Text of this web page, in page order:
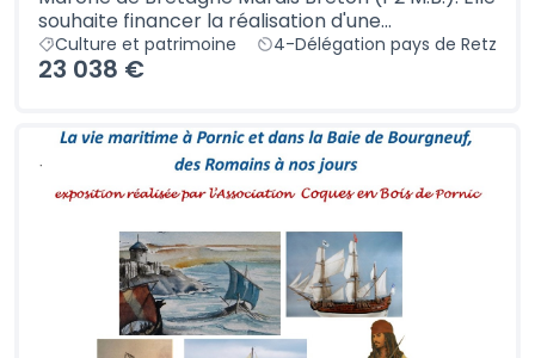
souhaite financer la réalisation d'une...
Culture et patrimoine 4-Délégation pays de Retz
23 038 €